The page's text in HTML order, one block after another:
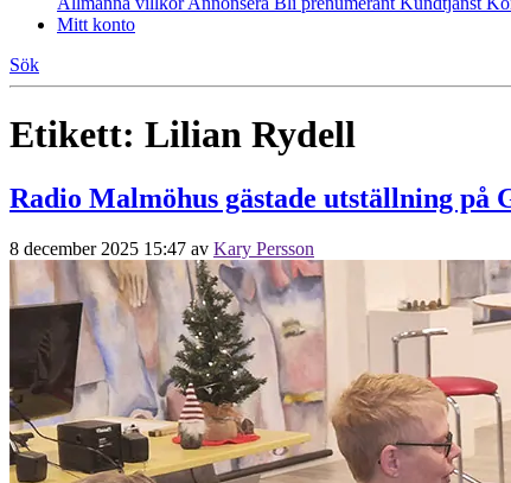
Mitt konto
Sök
Etikett: Lilian Rydell
Radio Malmöhus gästade utställning på
8 december 2025 15:47 av Kary Persson